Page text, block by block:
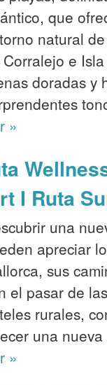
que
natural
e
doradas y
»
I Ruta
una
apreciar
sus
el pasar de
rurales,
una
»